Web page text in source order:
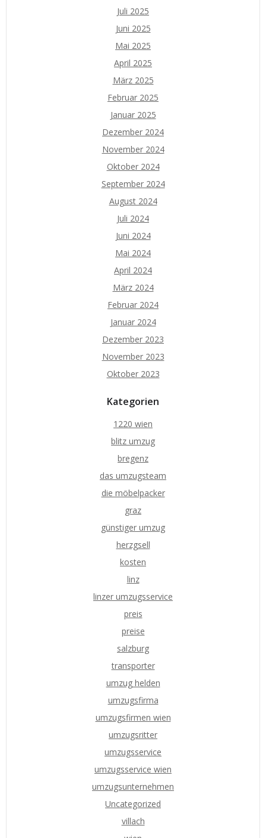
Juli 2025
Juni 2025
Mai 2025
April 2025
März 2025
Februar 2025
Januar 2025
Dezember 2024
November 2024
Oktober 2024
September 2024
August 2024
Juli 2024
Juni 2024
Mai 2024
April 2024
März 2024
Februar 2024
Januar 2024
Dezember 2023
November 2023
Oktober 2023
Kategorien
1220 wien
blitz umzug
bregenz
das umzugsteam
die möbelpacker
graz
günstiger umzug
herzgsell
kosten
linz
linzer umzugsservice
preis
preise
salzburg
transporter
umzug helden
umzugsfirma
umzugsfirmen wien
umzugsritter
umzugsservice
umzugsservice wien
umzugsunternehmen
Uncategorized
villach